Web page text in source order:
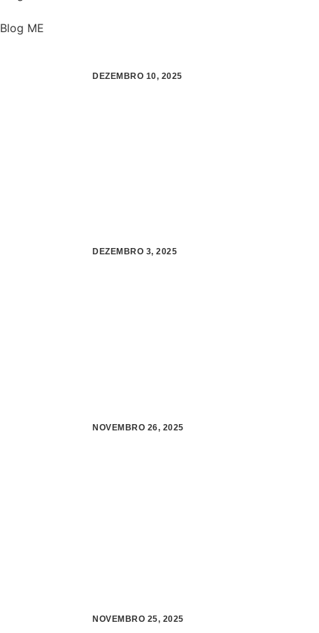
Blog ME
DEZEMBRO 10, 2025
DEZEMBRO 3, 2025
NOVEMBRO 26, 2025
NOVEMBRO 25, 2025